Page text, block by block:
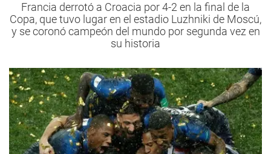
Francia derrotó a Croacia por 4-2 en la final de la
Copa, que tuvo lugar en el estadio Luzhniki de Moscú,
y se coronó campeón del mundo por segunda vez en
su historia